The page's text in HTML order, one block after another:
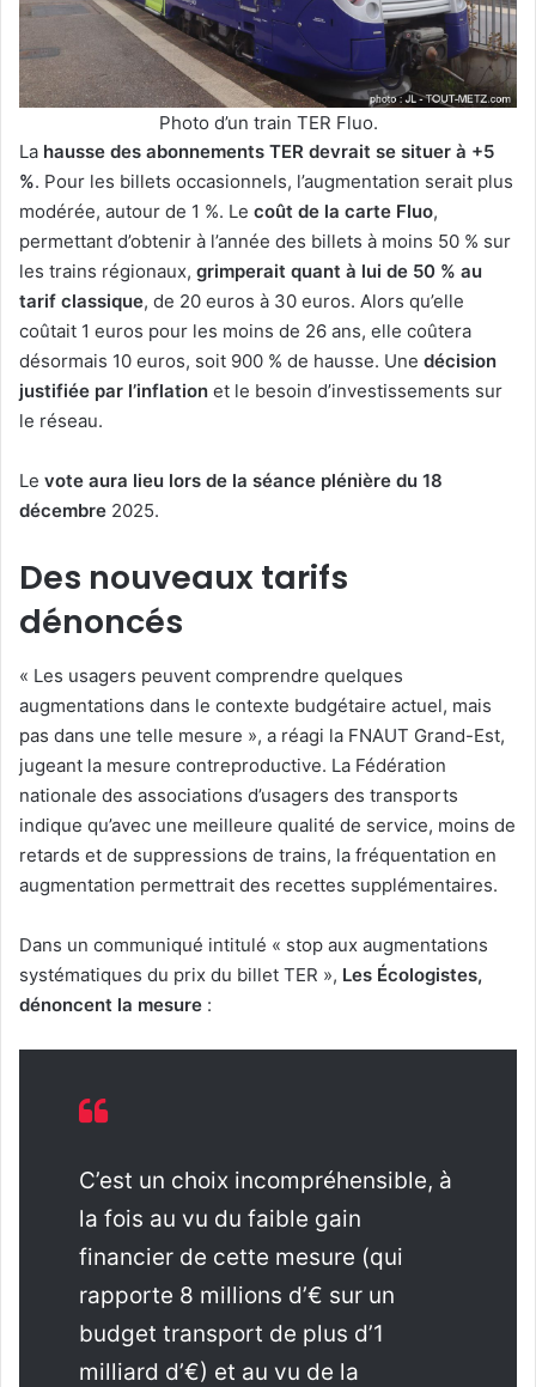
Photo d’un train TER Fluo.
La hausse des abonnements TER devrait se situer à +5
%. Pour les billets occasionnels, l’augmentation serait plus
modérée, autour de 1 %. Le coût de la carte Fluo,
permettant d’obtenir à l’année des billets à moins 50 % sur
les trains régionaux, grimperait quant à lui de 50 % au
tarif classique, de 20 euros à 30 euros. Alors qu’elle
coûtait 1 euros pour les moins de 26 ans, elle coûtera
désormais 10 euros, soit 900 % de hausse. Une décision
justifiée par l’inflation et le besoin d’investissements sur
le réseau.
Le vote aura lieu lors de la séance plénière du 18
décembre 2025.
Des nouveaux tarifs
dénoncés
« Les usagers peuvent comprendre quelques
augmentations dans le contexte budgétaire actuel, mais
pas dans une telle mesure », a réagi la FNAUT Grand-Est,
jugeant la mesure contreproductive. La Fédération
nationale des associations d’usagers des transports
indique qu’avec une meilleure qualité de service, moins de
retards et de suppressions de trains, la fréquentation en
augmentation permettrait des recettes supplémentaires.
Dans un communiqué intitulé « stop aux augmentations
systématiques du prix du billet TER », Les Écologistes,
dénoncent la mesure :
C’est un choix incompréhensible, à
la fois au vu du faible gain
financier de cette mesure (qui
rapporte 8 millions d’€ sur un
budget transport de plus d’1
milliard d’€) et au vu de la